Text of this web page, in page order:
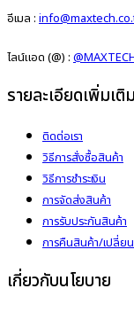
อีเมล :
ไลน์แอด (@) :
รายละเอียดเพิ่มเติม
ติดต่อเรา
วิธีการสั่งซื้อสินค้า
วิธีการชำระเงิน
การจัดส่งสินค้า
การรับประกันสินค้า
การคืนสินค้า/เปลี่ย
เกี่ยวกับนโยบาย